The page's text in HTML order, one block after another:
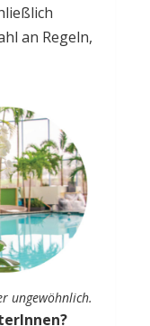
an Regeln,
ungewöhnlich.